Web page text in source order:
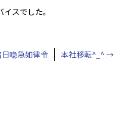
スでした。
喼急如律令 本社移転^_^→